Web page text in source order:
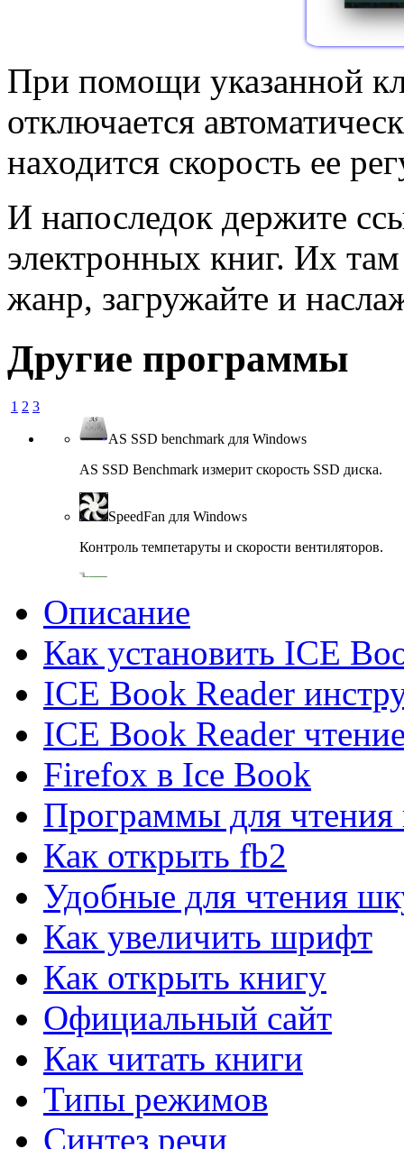
При помощи указанной
отключается
находится скорость ее
И напоследок держите
электронных книг. Их
жанр, загружайте и
Другие программы
1 2 3
AS SSD benchmark для Windows
AS SSD Benchmark измерит скорость SSD диска.
SpeedFan для Windows
Контроль темпетаруты и скорости вентиляторов.
Предоставляет информацию о видеосистеме.
SIW для Windows
SIW- информация о компонентах компьютера.
PerformanceTest для Windows
Тестирование всех компонентов компьютера.
EVEREST Ultimate Edition...
Диагностики и анализа компьютера.
EVEREST Home Edition для...
Предназначена для диагностики.
System Monitor II для Windows
System Monitor II показ параметров компьютера
Speccy для Windows
Fraps для Windows
Описание
Как установить ICE
ICE Book Reader
ICE Book Reader
Firefox в Ice Book
Программы для чтения
Как открыть fb2
Удобные для чтения
Как увеличить шрифт
Как открыть книгу
Официальный сайт
Как читать книги
Типы режимов
Синтез речи